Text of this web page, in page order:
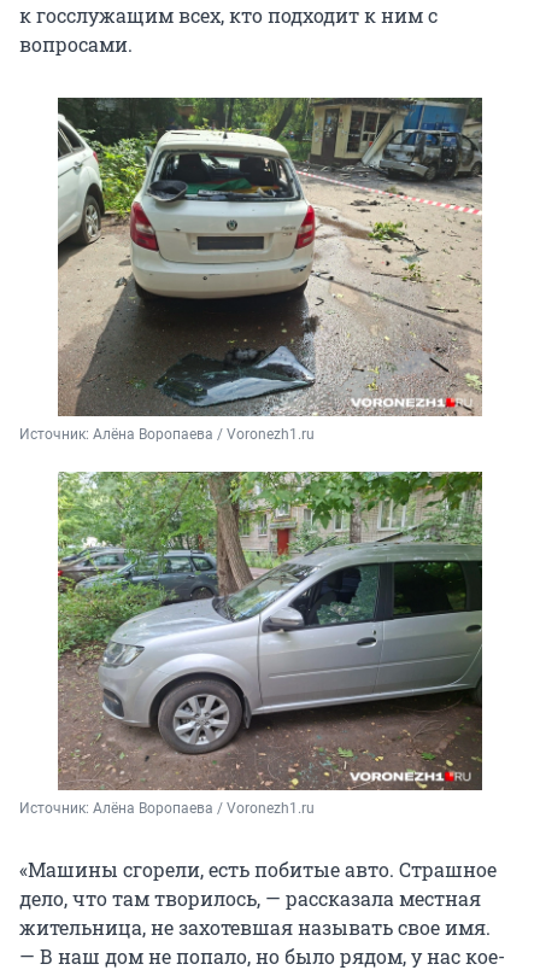
к госслужащим всех, кто подходит к ним с
вопросами.
Источник: Алёна Воропаева / Voronezh1.ru
Источник: Алёна Воропаева / Voronezh1.ru
«Машины сгорели, есть побитые авто. Страшное
дело, что там творилось, — рассказала местная
жительница, не захотевшая называть свое имя.
— В наш дом не попало, но было рядом, у нас кое-